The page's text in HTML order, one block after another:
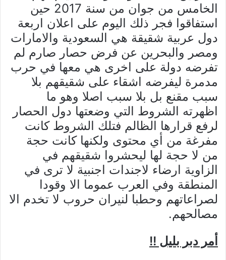
الخامس من جوان من سنة 2017 حين
استفاقوا فجر ذلك اليوم على اعلان اربعة
دول عربية شقيقة هي السعودية والامارات
ومصر والبحرين عن فرض حصار صارم لم
تفرضه دولة على اخرى هي معها في حرب
مدمرة ليفرضه اشقاء على شقيقهم بلا
سبب مقنع بل بلا سبب اصلا وهو ما
اظهرته الشروط التي وضعتها دول الحصار
لرفع قرارها الظالم فتلك الشروط كانت
مفرغة من أي محتوى ولكنها كانت حجة
من لا حجة لها ليحشروا شقيقهم في
الزاوية ارضاء لاجندات اجنبية لا ترى في
المنطقة وفي العرب عموما الا وقودا
لصراعاتهم وحطبا لنيران حروب لا تخدم الا
مصالحهم.
أمر دبر بليل !!